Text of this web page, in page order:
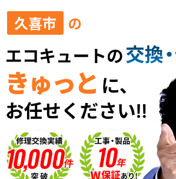
きゅっとが選ばれる理由
お役立ち情報
お客様の声
よくある質問
久喜市 の